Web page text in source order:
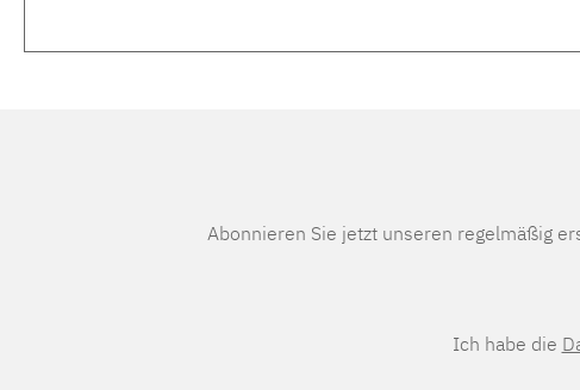
Abonnieren Sie jetzt unseren regelmäßig
Ich habe die